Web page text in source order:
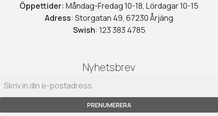
Öppettider: Måndag-Fredag 10-18, Lördagar 10-15
Adress: Storgatan 49, 67230 Årjäng
Swish: 123 383 4785
Nyhetsbrev
PRENUMERERA